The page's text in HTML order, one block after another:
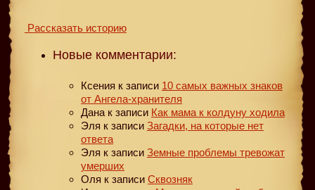
Рассказать историю
Новые комментарии:
Ксения к записи 10 самых важных знаков
от Ангела-хранителя
Дана к записи Как мама к колдуну ходила
Эля к записи Загадки, на которые нет
ответа
Эля к записи Земные проблемы тревожат
умерших
Оля к записи Сквозняк